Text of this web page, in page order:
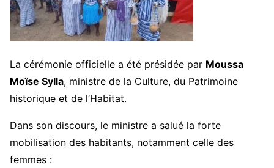
La cérémonie officielle a été présidée par Moussa
Moïse Sylla, ministre de la Culture, du Patrimoine
historique et de l’Habitat.
Dans son discours, le ministre a salué la forte
mobilisation des habitants, notamment celle des
femmes :